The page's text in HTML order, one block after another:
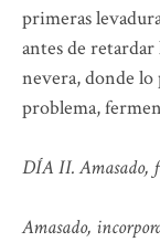
primeras
antes de
nevera, donde lo
problema,
DÍA II. Amasado,
Amasado,